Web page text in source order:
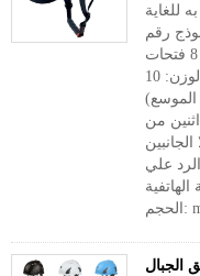
الموسع)
من
علي
الهاتفية
الجبال